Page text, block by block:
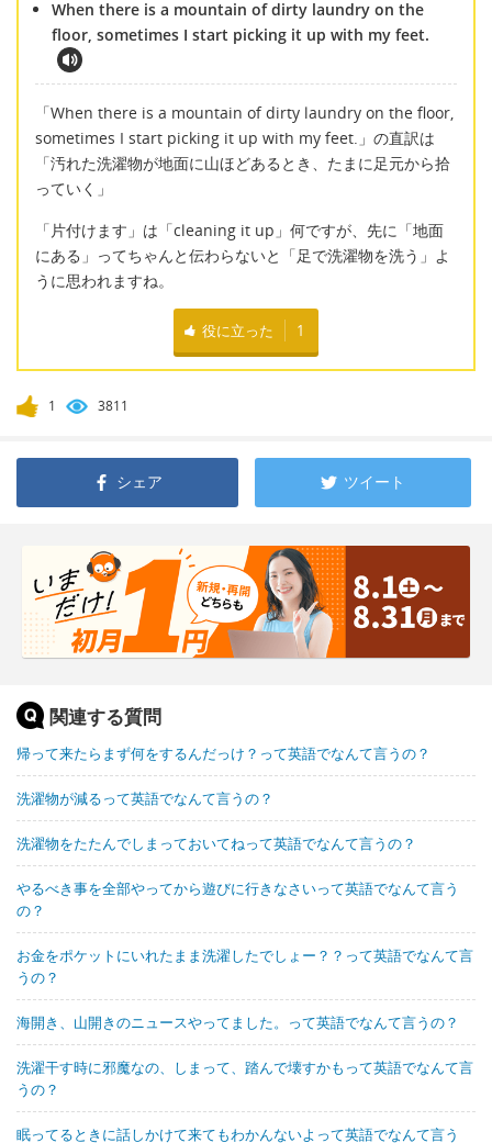
When there is a mountain of dirty laundry on the
floor, sometimes I start picking it up with my feet.
「When there is a mountain of dirty laundry on the floor,
sometimes I start picking it up with my feet.」の直訳は
「汚れた洗濯物が地面に山ほどあるとき、たまに足元から拾
っていく」
「片付けます」は「cleaning it up」何ですが、先に「地面
にある」ってちゃんと伝わらないと「足で洗濯物を洗う」よ
うに思われますね。
役に立った 1
1 3811
シェア ツイート
関連する質問
帰って来たらまず何をするんだっけ？って英語でなんて言うの？
洗濯物が減るって英語でなんて言うの？
洗濯物をたたんでしまっておいてねって英語でなんて言うの？
やるべき事を全部やってから遊びに行きなさいって英語でなんて言う
の？
お金をポケットにいれたまま洗濯したでしょー？？って英語でなんて言
うの？
海開き、山開きのニュースやってました。って英語でなんて言うの？
洗濯干す時に邪魔なの、しまって、踏んで壊すかもって英語でなんて言
うの？
眠ってるときに話しかけて来てもわかんないよって英語でなんて言う